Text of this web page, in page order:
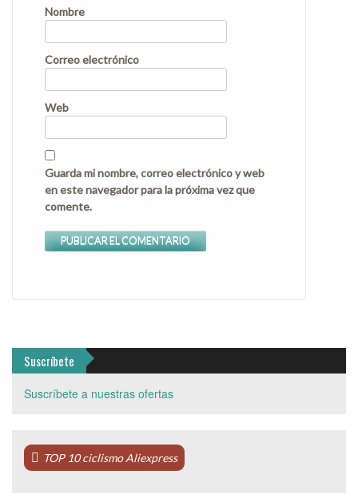
Nombre
Correo electrónico
Web
Guarda mi nombre, correo electrónico y web
en este navegador para la próxima vez que
comente.
Suscríbete
Suscríbete a nuestras ofertas
TOP 10 ciclismo Aliexpress